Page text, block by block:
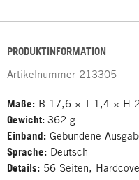
PRODUKTINFORMATION
Artikelnummer 213305
Maße: B 17,6 × T 1,4 × H
Gewicht: 362 g
Einband: Gebundene
Sprache: Deutsch
Details: 56 Seiten,